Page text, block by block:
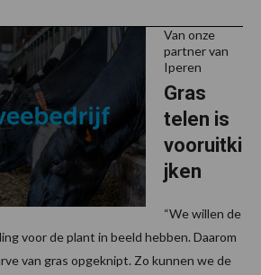
Van onze
partner van
Iperen
Gras
telen is
vooruitki
jken
“We willen de
voor de plant in beeld hebben. Daarom
van gras opgeknipt. Zo kunnen we de